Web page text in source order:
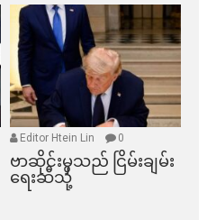
Editor Htein Lin 0
ဗာဆိုင်းမှသည် ငြိမ်းချမ်း
ရေးဆီသို့